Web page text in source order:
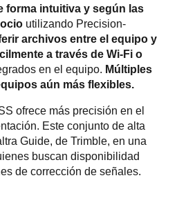
forma intuitiva y según las
utilizando Precision-
archivos entre el equipo y
a través de Wi-Fi o
en el equipo. Múltiples
aún más flexibles.
ofrece más precisión en el
Este conjunto de alta
Guide, de Trimble, en una
buscan disponibilidad
de corrección de señales.